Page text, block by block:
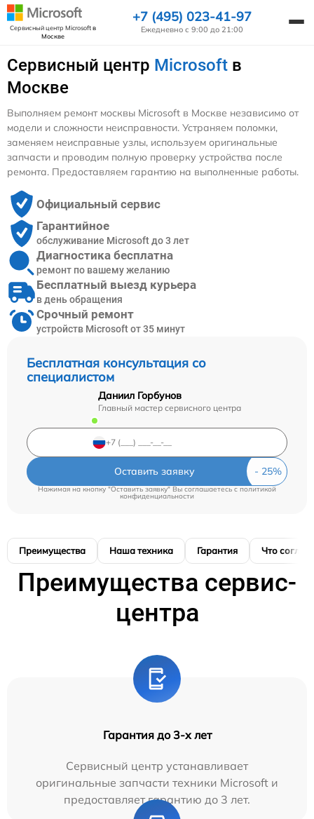
Сервисный центр Microsoftв
Москве
+7 (495) 023-41-97
Ежедневно с 9:00 до 21:00
Сервисный центр Microsoft в
Москве
Бесплатная консультация со
специалистом
Даниил Горбунов
Главный мастер сервисного центра
Оставить заявку
Нажимая на кнопку "Оставить заявку" Вы соглашаетесь cполитикой
конфиденциальности
Выполняем ремонт москвы Microsoft в Москве независимо от
модели и сложности неисправности. Устраняем поломки,
заменяем неисправные узлы, используем оригинальные
запчасти и проводим полную проверку устройства после
ремонта. Предоставляем гарантию на выполненные работы.
Официальный сервис
Гарантийное
обслуживание Microsoft до 3 лет
Диагностика бесплатна
ремонт по вашему желанию
Бесплатный выезд курьера
в день обращения
Срочный ремонт
устройств Microsoft от 35 минут
Преимущества Наша техника Гарантия Что
Преимущества сервис-
центра
Гарантия до 3-х лет
Сервисный центр устанавливает
оригинальные запчасти техники Microsoft и
предоставляет гарантию до 3 лет.